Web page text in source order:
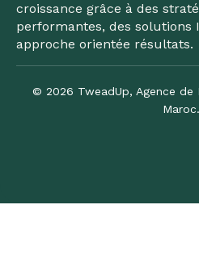
croissance grâce à des
performantes, des solutions
approche orientée résultats.
© 2026 TweadUp, Agence de
Maroc.